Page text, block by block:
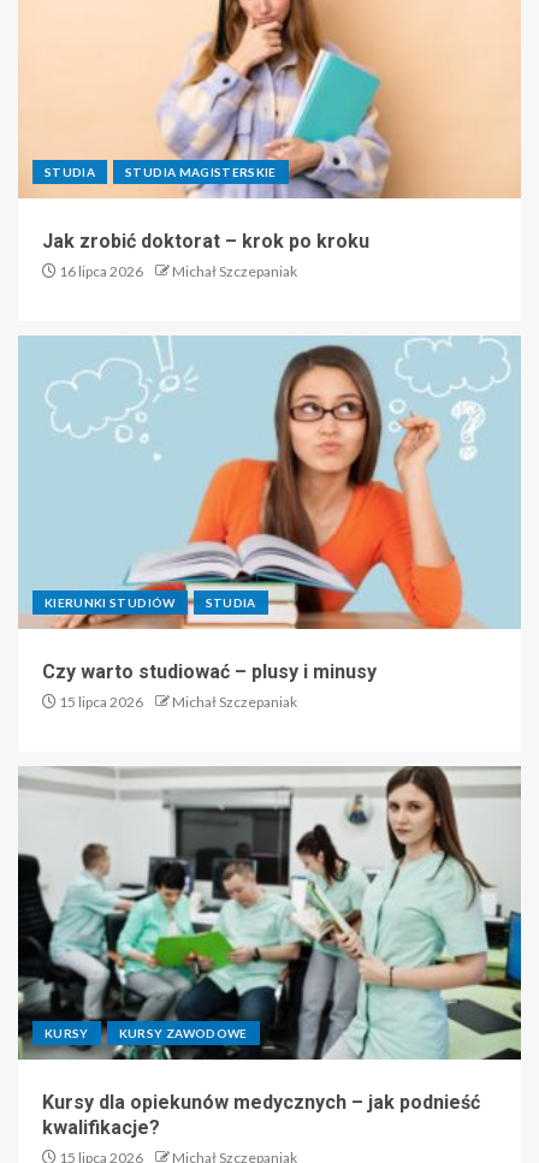
STUDIA STUDIA MAGISTERSKIE
Jak zrobić doktorat – krok po kroku
16 lipca 2026 Michał Szczepaniak
KIERUNKI STUDIÓW STUDIA
Czy warto studiować – plusy i minusy
15 lipca 2026 Michał Szczepaniak
KURSY KURSY ZAWODOWE
Kursy dla opiekunów medycznych – jak podnieść
kwalifikacje?
15 lipca 2026 Michał Szczepaniak